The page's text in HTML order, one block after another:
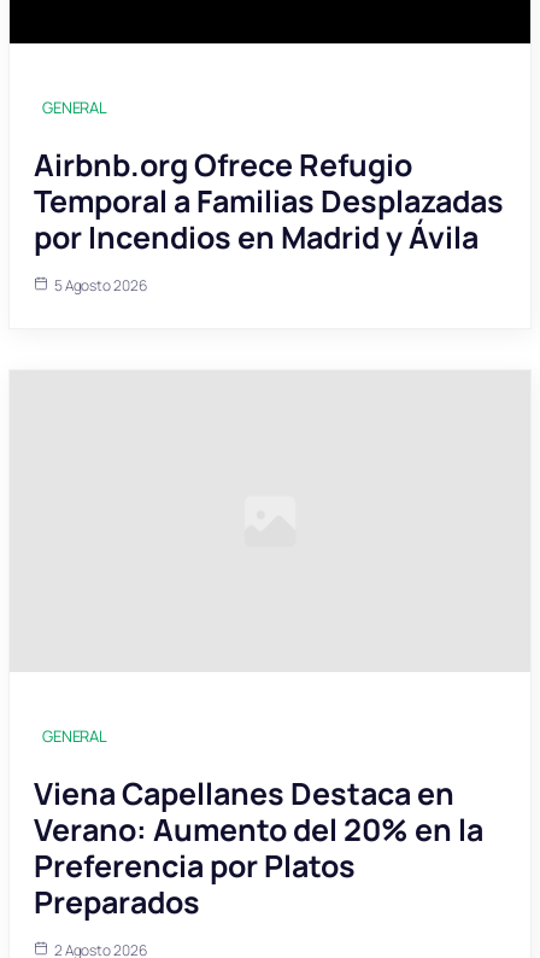
GENERAL
Airbnb.org Ofrece Refugio
Temporal a Familias Desplazadas
por Incendios en Madrid y Ávila
5 Agosto 2026
GENERAL
Viena Capellanes Destaca en
Verano: Aumento del 20% en la
Preferencia por Platos
Preparados
2 Agosto 2026